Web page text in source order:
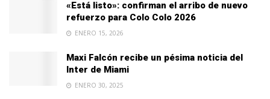
«Está listo»: confirman el arribo de nuevo
refuerzo para Colo Colo 2026
ENERO 15, 2026
Maxi Falcón recibe un pésima noticia del
Inter de Miami
ENERO 30, 2025